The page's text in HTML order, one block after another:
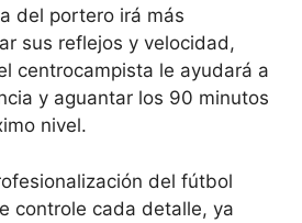
del portero irá más
sus reflejos y velocidad,
centrocampista le ayudará a
y aguantar los 90 minutos
nivel.
del fútbol
controle cada detalle, ya